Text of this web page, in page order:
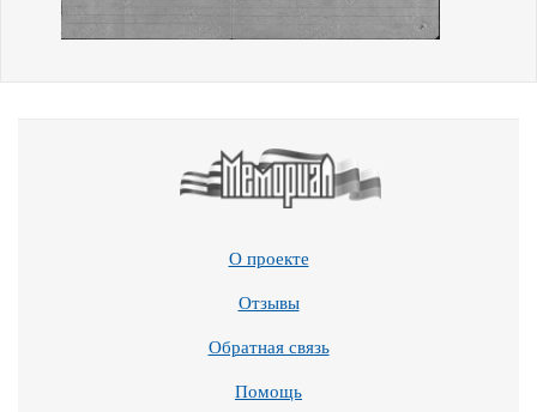
О проекте
Отзывы
Обратная связь
Помощь